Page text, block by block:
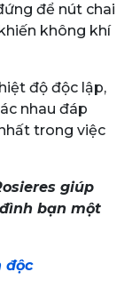
để nút chai
không khí
độ độc lập,
nhau đáp
trong việc
giúp
bạn một
độc